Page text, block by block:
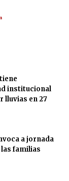
institucional
lluvias en 27
a jornada
familias